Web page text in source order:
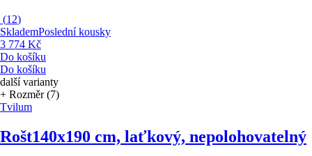
(12)
SklademPoslední kousky
3 774 Kč
Do košíku
Do košíku
další varianty
+ Rozměr (7)
Tvilum
Rošt140x190 cm, laťkový, nepolohovatelný